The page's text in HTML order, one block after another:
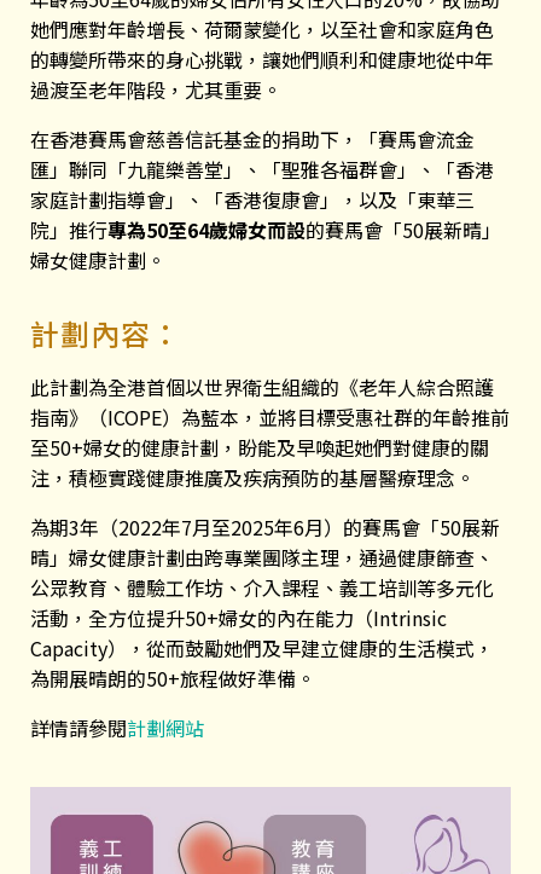
她們應對年齡增長、荷爾蒙變化，以至社會和家庭角色
的轉變所帶來的身心挑戰，讓她們順利和健康地從中年
過渡至老年階段，尤其重要。
在香港賽馬會慈善信託基金的捐助下，「賽馬會流金
匯」聯同「九龍樂善堂」、「聖雅各福群會」、「香港
家庭計劃指導會」、「香港復康會」，以及「東華三
院」推行專為50至64歲婦女而設的賽馬會「50展新晴」
婦女健康計劃。
計劃內容：
此計劃為全港首個以世界衛生組織的《老年人綜合照護
指南》（ICOPE）為藍本，並將目標受惠社群的年齡推前
至50+婦女的健康計劃，盼能及早喚起她們對健康的關
注，積極實踐健康推廣及疾病預防的基層醫療理念。
為期3年（2022年7月至2025年6月）的賽馬會「50展新
晴」婦女健康計劃由跨專業團隊主理，通過健康篩查、
公眾教育、體驗工作坊、介入課程、義工培訓等多元化
活動，全方位提升50+婦女的內在能力（Intrinsic
Capacity），從而鼓勵她們及早建立健康的生活模式，
為開展晴朗的50+旅程做好準備。
詳情請參閱計劃網站